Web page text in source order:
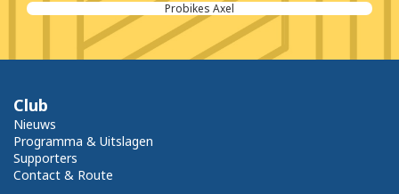
Probikes Axel
Club
Nieuws
Programma & Uitslagen
Supporters
Contact & Route